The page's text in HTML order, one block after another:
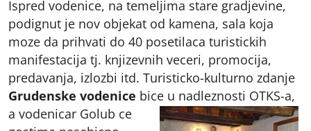
Ispred vodenice, na temeljima stare gradjevine,
podignut je nov objekat od kamena, sala koja
moze da prihvati do 40 posetilaca turistickih
manifestacija tj. knjizevnih veceri, promocija,
predavanja, izlozbi itd. Turisticko-kulturno zdanje
Grudenske vodenice bice u nadleznosti OTKS-a,
a vodenicar Golub ce